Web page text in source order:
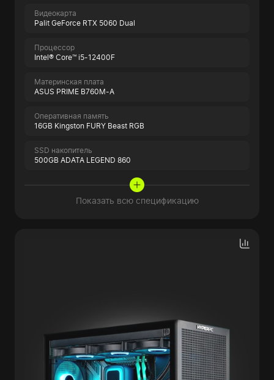
Видеокарта
Palit GeForce RTX 5060 Dual
Процессор
Intel® Core™ i5-12400F
Материнская плата
ASUS PRIME B760M-A
Оперативная память
16GB Kingston FURY Beast RGB
SSD накопитель
500GB ADATA LEGEND 860
Показать всю спецификацию